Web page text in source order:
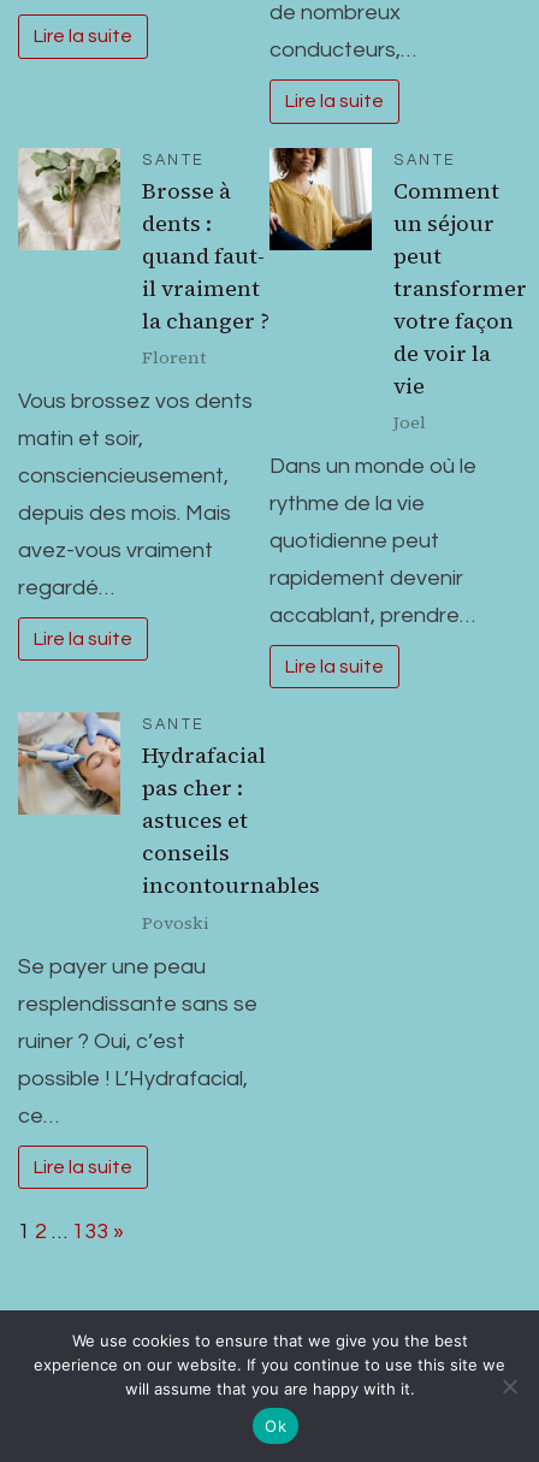
Laisser un commentaire
Lire la suite
de nombreux
conducteurs,…
Lire la suite
SANTE
Brosse à
dents :
quand faut-
il vraiment
la changer ?
Florent
Vous brossez vos dents
matin et soir,
consciencieusement,
depuis des mois. Mais
avez-vous vraiment
regardé…
Lire la suite
SANTE
Comment
un séjour
peut
transformer
votre façon
de voir la
vie
Joel
Dans un monde où le
rythme de la vie
quotidienne peut
rapidement devenir
accablant, prendre…
Lire la suite
SANTE
Hydrafacial
pas cher :
astuces et
conseils
incontournables
Povoski
Se payer une peau
resplendissante sans se
ruiner ? Oui, c’est
possible ! L’Hydrafacial,
ce…
Lire la suite
Page:
1 2 … 133 Next
»
Sources pour compléter votre information
We use cookies to ensure that we give you the best
experience on our website. If you continue to use this site we
will assume that you are happy with it.
Ok